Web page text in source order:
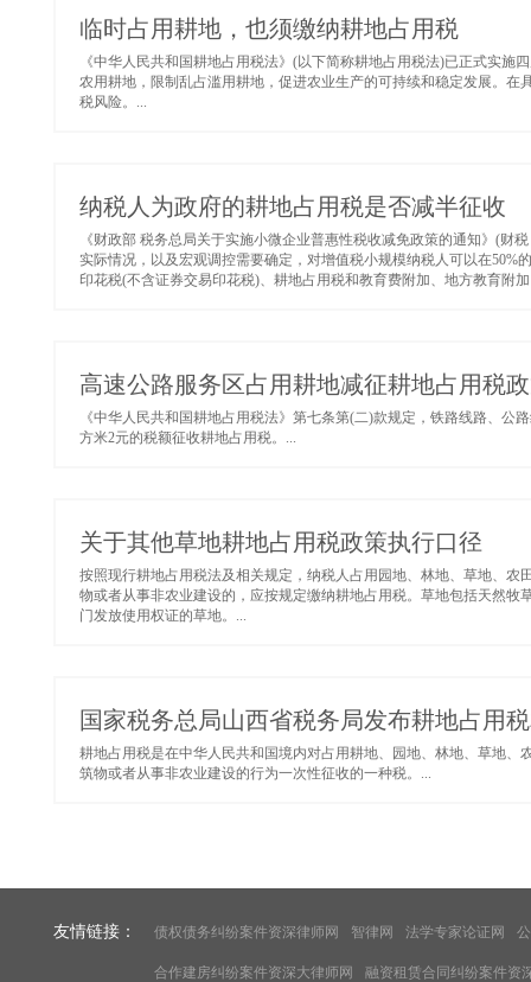
临时占用耕地，也须缴纳耕地占用税
《中华人民共和国耕地占用税法》(以下简称耕地占用税法)已正式实
农用耕地，限制乱占滥用耕地，促进农业生产的可持续和稳定发展。
税风险。...
纳税人为政府的耕地占用税是否减半征收
《财政部 税务总局关于实施小微企业普惠性税收减免政策的通知》(财
实际情况，以及宏观调控需要确定，对增值税小规模纳税人可以在
印花税(不含证券交易印花税)、耕地占用税和教育费附加、地方教育附
高速公路服务区占用耕地减征耕地占用税
《中华人民共和国耕地占用税法》第七条第(二)款规定，铁路线路、
方米2元的税额征收耕地占用税。...
关于其他草地耕地占用税政策执行口径
按照现行耕地占用税法及相关规定，纳税人占用园地、林地、草地、
物或者从事非农业建设的，应按规定缴纳耕地占用税。草地包括天然
门发放使用权证的草地。...
国家税务总局山西省税务局发布耕地占用
耕地占用税是在中华人民共和国境内对占用耕地、园地、林地、草地
筑物或者从事非农业建设的行为一次性征收的一种税。...
友情链接： 债权债务纠纷案件资深律师网 智律网 法学专家论证网
合作建房纠纷案件资深大律师网 融资租赁合同纠纷案件资